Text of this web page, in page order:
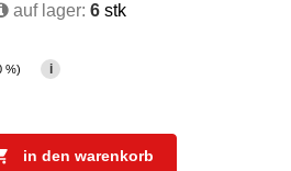
auf lager: 6 stk
%) i
in den warenkorb